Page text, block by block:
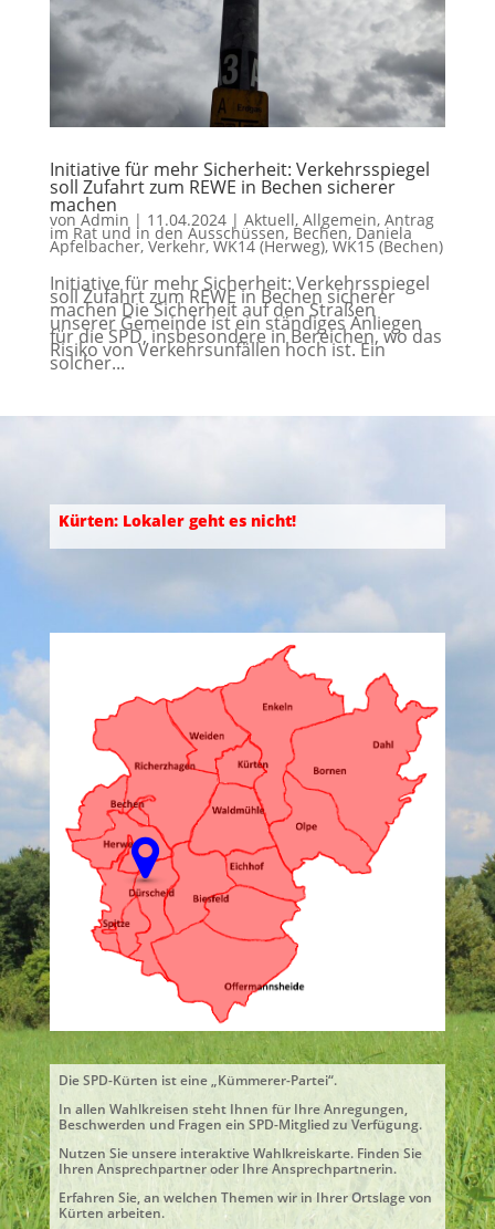
Initiative für mehr Sicherheit: Verkehrsspiegel
soll Zufahrt zum REWE in Bechen sicherer
machen
von Admin | 11.04.2024| Aktuell, Allgemein, Antrag
im Rat und in den Ausschüssen,Bechen,Daniela
Apfelbacher,Verkehr,WK14 (Herweg),WK15 (Bechen)
Initiative für mehr Sicherheit: Verkehrsspiegel
soll Zufahrt zum REWE in Bechen sicherer
machen Die Sicherheit auf den Straßen
unserer Gemeinde ist ein ständiges Anliegen
für die SPD, insbesondere in Bereichen, wo das
Risiko von Verkehrsunfällen hoch ist. Ein
solcher...
Kürten: Lokaler geht es nicht!
Die SPD-Kürten ist eine „Kümmerer-Partei“.
In allen Wahlkreisen steht Ihnen für Ihre Anregungen,
Beschwerden und Fragen ein SPD-Mitglied zu Verfügung.
Nutzen Sie unsere interaktive Wahlkreiskarte. Finden Sie
Ihren Ansprechpartner oder Ihre Ansprechpartnerin.
Erfahren Sie, an welchen Themen wir in Ihrer Ortslage von
Kürten arbeiten.